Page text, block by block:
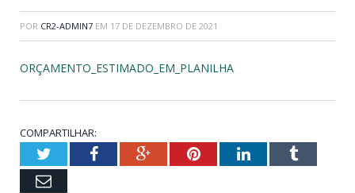
POR CR2-ADMIN7 EM 17 DE DEZEMBRO DE 2021
ORÇAMENTO_ESTIMADO_EM_PLANILHA
COMPARTILHAR:
TwitterFacebookGoogle+PinterestLinkedInTumblr
Email